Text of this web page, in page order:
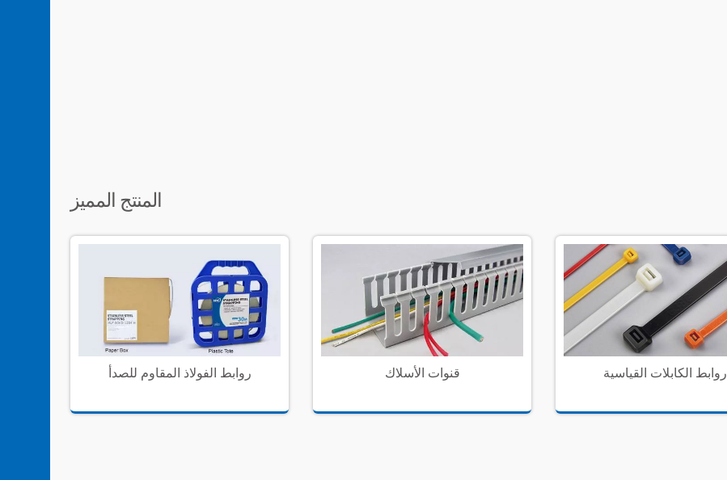
المنتج المميز
روابط الفولاذ المقاوم للصدأ قنوات الأسلاك روابط الكابلات القياسية